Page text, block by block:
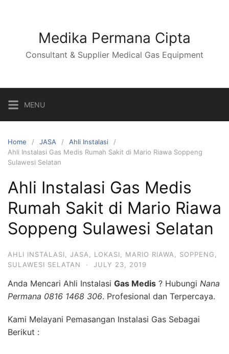
Medika Permana Cipta
Consultant & Supplier Medical Gas Equipment
MENU
Home JASA
Ahli Instalasi
Ahli Instalasi Gas Medis Rumah Sakit di Mario Riawa Soppeng
Sulawesi Selatan
Ahli Instalasi Gas Medis
Rumah Sakit di Mario Riawa
Soppeng Sulawesi Selatan
AHLI INSTALASI JASA LOKASI MARIO RIAWA SOPPENG
SULAWESI SELATAN
· JULY 23, 2019
Anda Mencari Ahli Instalasi Gas Medis ? Hubungi Nana
Permana 0816 1468 306. Profesional dan Terpercaya.
Kami Melayani Pemasangan Instalasi Gas Sebagai
Berikut :